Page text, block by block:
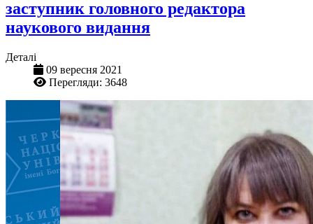
заступник головного редактора
наукового видання
Деталі
09 вересня 2021
Перегляди: 3648